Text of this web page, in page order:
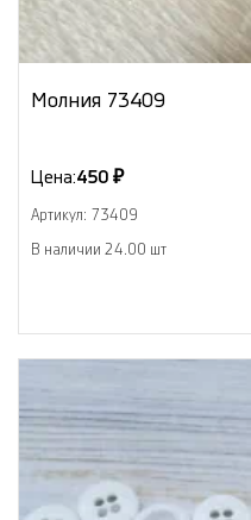
Молния 73409
Цена:450 ₽
Артикул: 73409
В наличии 24.00 шт